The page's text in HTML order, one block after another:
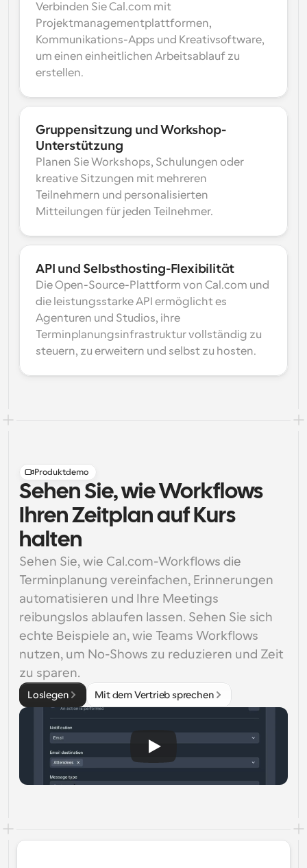
Verbinden Sie Cal.com mit
Projektmanagementplattformen,
Kommunikations-Apps und Kreativsoftware,
um einen einheitlichen Arbeitsablauf zu
erstellen.
Gruppensitzung und Workshop-
Unterstützung
Planen Sie Workshops, Schulungen oder
kreative Sitzungen mit mehreren
Teilnehmern und personalisierten
Mitteilungen für jeden Teilnehmer.
API und Selbsthosting-Flexibilität
Die Open-Source-Plattform von Cal.com und
die leistungsstarke API ermöglicht es
Agenturen und Studios, ihre
Terminplanungsinfrastruktur vollständig zu
steuern, zu erweitern und selbst zu hosten.
Produktdemo
Sehen Sie, wie Workflows
Ihren Zeitplan auf Kurs
halten
Sehen Sie, wie Cal.com-Workflows die
Terminplanung vereinfachen, Erinnerungen
automatisieren und Ihre Meetings
reibungslos ablaufen lassen. Sehen Sie sich
echte Beispiele an, wie Teams Workflows
nutzen, um No-Shows zu reduzieren und Zeit
zu sparen.
Loslegen Mit dem Vertrieb sprechen